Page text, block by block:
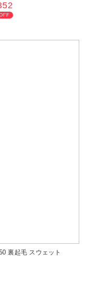
裏起毛 スウェット